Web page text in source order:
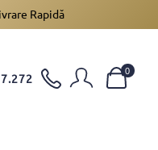
Rapidă
0